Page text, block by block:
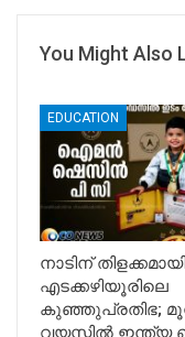
You Might Also
EDUCATION
നാടിന് തിളക്കമായി
എടക്കഴിയൂരിലെ
കുഞ്ഞുപ്രതിഭ;
വയസ്സിൽ ഇന്ത്യ